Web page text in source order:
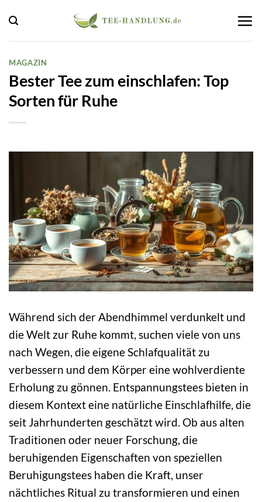
Inhalt
springen
MAGAZIN
Bester Tee zum einschlafen: Top
Sorten für Ruhe
Während sich der Abendhimmel verdunkelt und
die Welt zur Ruhe kommt, suchen viele von uns
nach Wegen, die eigene Schlafqualität zu
verbessern und dem Körper eine wohlverdiente
Erholung zu gönnen. Entspannungstees bieten in
diesem Kontext eine natürliche Einschlafhilfe, die
seit Jahrhunderten geschätzt wird. Ob aus alten
Traditionen oder neuer Forschung, die
beruhigenden Eigenschaften von speziellen
Beruhigungstees haben die Kraft, unser
nächtliches Ritual zu transformieren und einen